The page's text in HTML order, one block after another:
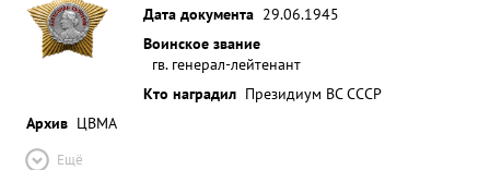
Дата документа 29.06.1945
Воинское звание
гв. генерал-лейтенант
Кто наградил Президиум ВС СССР
Архив ЦВМА
Ещё